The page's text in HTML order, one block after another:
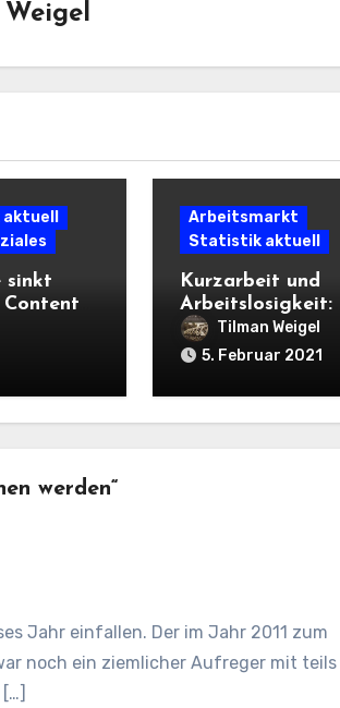
sinkt
Arbeitsmarkt
Statistik aktuell
Kurzarbeit und
Arbeitslosigkeit:
richtig berechnen
Tilman Weigel
5. Februar 2021
werden“
Jahr einfallen. Der im Jahr 2011 zum
noch ein ziemlicher Aufreger mit teils